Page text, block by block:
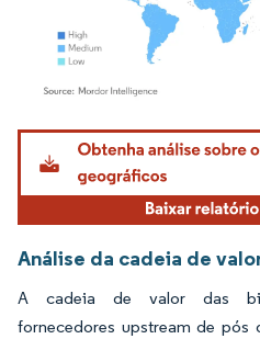
Imagem © Mordor Intelligence. O reuso
Análise da cadeia de
A cadeia de valor das
fornecedores upstream de pós